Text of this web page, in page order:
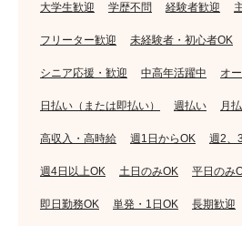
大学生歓迎 学歴不問 経験者歓迎
フリーター歓迎 未経験者・初心者OK
シニア応援・歓迎 中高年活躍中 オ
日払い（または即払い） 週払い 月
高収入・高時給 週1日からOK 週2、
週4日以上OK 土日のみOK 平日のみ
即日勤務OK 単発・1日OK 長期歓迎